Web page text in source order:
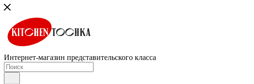
Интернет-магазин представительского класса